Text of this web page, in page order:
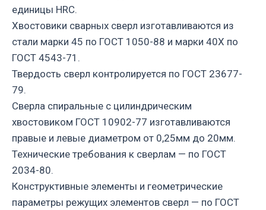
единицы HRC.
Хвостовики сварных сверл изготавливаются из
стали марки 45 по ГОСТ 1050-88 и марки 40Х по
ГОСТ 4543-71.
Твердость сверл контролируется по ГОСТ 23677-
79.
Сверла спиральные с цилиндрическим
хвостовиком ГОСТ 10902-77 изготавливаются
правые и левые диаметром от 0,25мм до 20мм.
Технические требования к сверлам — по ГОСТ
2034-80.
Конструктивные элементы и геометрические
параметры режущих элементов сверл — по ГОСТ